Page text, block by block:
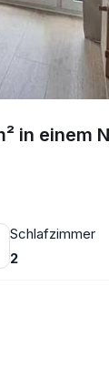
in einem
Schlafzimmer
2